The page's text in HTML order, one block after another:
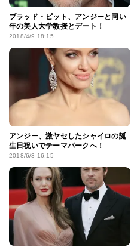
ブラッド・ピット、アンジーと同い
年の美人大学教授とデート！
2018/4/9 18:15
アンジー、激ヤセしたシャイロの誕
生日祝いでテーマパークへ！
2018/6/3 16:15